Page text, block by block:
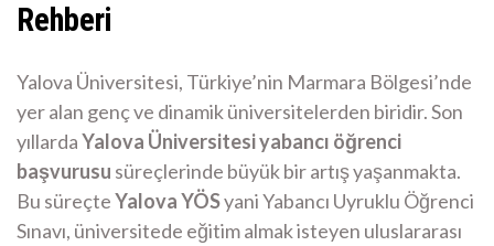
Rehberi
Yalova Üniversitesi, Türkiye’nin Marmara Bölgesi’nde
yer alan genç ve dinamik üniversitelerden biridir. Son
yıllardaYalova Üniversitesi yabancı öğrenci
başvurusu süreçlerinde büyük bir artış yaşanmakta.
Bu süreçteYalova YÖSyani Yabancı Uyruklu Öğrenci
Sınavı, üniversitede eğitim almak isteyen uluslararası